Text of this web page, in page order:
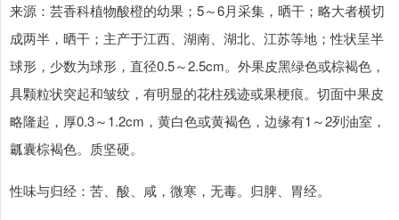
来源：芸香科植物酸橙的幼果；5～6月采集，晒干；略大者横切
成两半，晒干；主产于江西、湖南、湖北、江苏等地；性状呈半
球形，少数为球形，直径0.5～2.5cm。外果皮黑绿色或棕褐色，
具颗粒状突起和皱纹，有明显的花柱残迹或果梗痕。切面中果皮
略隆起，厚0.3～1.2cm，黄白色或黄褐色，边缘有1～2列油室，
瓤囊棕褐色。质坚硬。
性味与归经：苦、酸、咸，微寒，无毒。归脾、胃经。